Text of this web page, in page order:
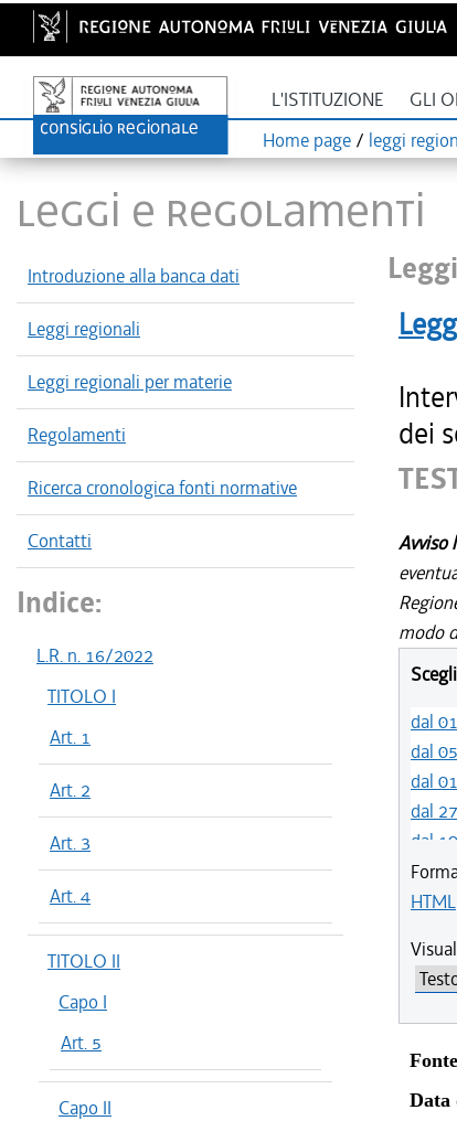
L'ISTITUZIONE GLI
Home page / leggi
LEGGI E REGOLAMENTI
Introduzione alla banca dati
Leggi regionali
Leggi regionali per materie
Regolamenti
Ricerca cronologica fonti normative
Contatti
Indice:
L.R. n. 16/2022
TITOLO I
Art. 1
Art. 2
Art. 3
Art. 4
TITOLO II
Capo I
Art. 5
Capo II
dei
Avviso
modo
dal
dal
dal
dal
dal
dal
dal
HTML
Data